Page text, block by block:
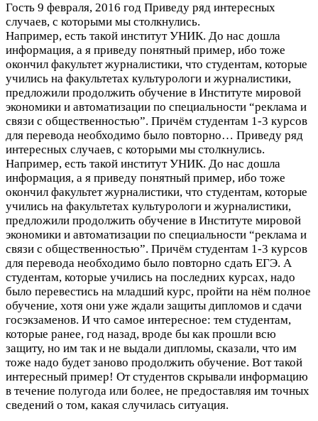
Гость 9 февраля, 2016 год Приведу ряд интересных
случаев, с которыми мы столкнулись.
Например, есть такой институт УНИК. До нас дошла
информация, а я приведу понятный пример, ибо тоже
окончил факультет журналистики, что студентам, которые
учились на факультетах культурологи и журналистики,
предложили продолжить обучение в Институте мировой
экономики и автоматизации по специальности “реклама и
связи с общественностью”. Причём студентам 1-3 курсов
для перевода необходимо было повторно… Приведу ряд
интересных случаев, с которыми мы столкнулись.
Например, есть такой институт УНИК. До нас дошла
информация, а я приведу понятный пример, ибо тоже
окончил факультет журналистики, что студентам, которые
учились на факультетах культурологи и журналистики,
предложили продолжить обучение в Институте мировой
экономики и автоматизации по специальности “реклама и
связи с общественностью”. Причём студентам 1-3 курсов
для перевода необходимо было повторно сдать ЕГЭ. А
студентам, которые учились на последних курсах, надо
было перевестись на младший курс, пройти на нём полное
обучение, хотя они уже ждали защиты дипломов и сдачи
госэкзаменов. И что самое интересное: тем студентам,
которые ранее, год назад, вроде бы как прошли всю
защиту, но им так и не выдали дипломы, сказали, что им
тоже надо будет заново продолжить обучение. Вот такой
интересный пример! От студентов скрывали информацию
в течение полугода или более, не предоставляя им точных
сведений о том, какая случилась ситуация.